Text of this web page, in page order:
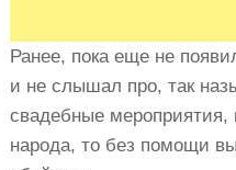
Ранее, пока еще не
и не слышал про, так
свадебные мероприятия,
народа, то без помощи